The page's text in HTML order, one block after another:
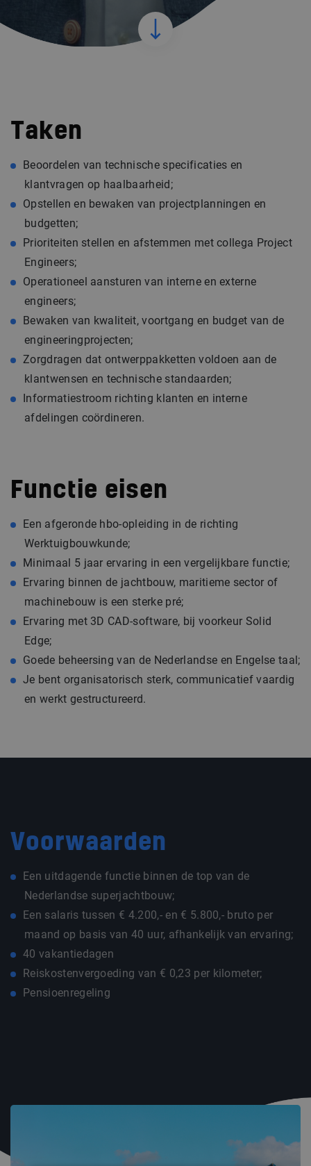
Taken
Beoordelen van technische specificaties en
klantvragen op haalbaarheid;
Opstellen en bewaken van projectplanningen en
budgetten;
Prioriteiten stellen en afstemmen met collega Project
Engineers;
Operationeel aansturen van interne en externe
engineers;
Bewaken van kwaliteit, voortgang en budget van de
engineeringprojecten;
Zorgdragen dat ontwerppakketten voldoen aan de
klantwensen en technische standaarden;
Informatiestroom richting klanten en interne
afdelingen coördineren.
Functie eisen
Een afgeronde hbo-opleiding in de richting
Werktuigbouwkunde;
Minimaal 5 jaar ervaring in een vergelijkbare functie;
Ervaring binnen de jachtbouw, maritieme sector of
machinebouw is een sterke pré;
Ervaring met 3D CAD-software, bij voorkeur Solid
Edge;
Goede beheersing van de Nederlandse en Engelse taal;
Je bent organisatorisch sterk, communicatief vaardig
en werkt gestructureerd.
Voorwaarden
Een uitdagende functie binnen de top van de
Nederlandse superjachtbouw;
Een salaris tussen € 4.200,- en € 5.800,- bruto per
maand op basis van 40 uur, afhankelijk van ervaring;
40 vakantiedagen
Reiskostenvergoeding van € 0,23 per kilometer;
Pensioenregeling